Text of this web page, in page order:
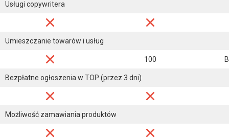
Usługi copywritera
Umieszczanie towarów i usług
100
Bezpłatne ogłoszenia w TOP (przez 3 dni)
Możliwość zamawiania produktów